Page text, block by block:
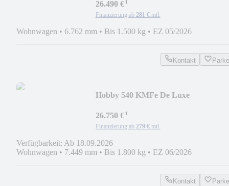
26.490 €¹
Finanzierung ab 281 € mtl.
Wohnwagen • 6.762 mm • Bis 1.500 kg • EZ 05/2026
Kontakt
Hobby 540 KMFe De Luxe
26.750 €¹
Finanzierung ab 279 € mtl.
Verfügbarkeit: Ab 18.09.2026
Wohnwagen • 7.449 mm • Bis 1.800 kg • EZ 06/2026
Kontakt